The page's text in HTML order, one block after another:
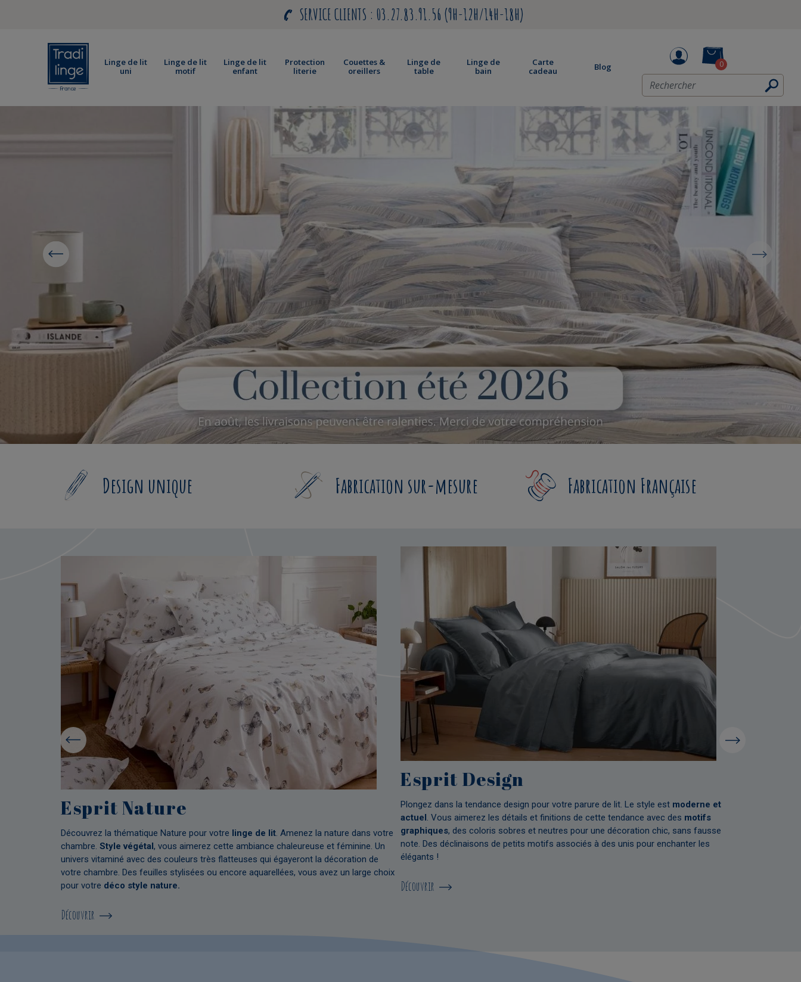
SERVICE CLIENTS : 03.27.83.91.56 (9H-12H/14H-18H)
Linge de lit
uni
Linge de lit
motif
Linge de lit
enfant
Protection
literie
Couettes &
oreillers
Linge de
table
Linge de
bain
Carte
cadeau
Blog 0
Design unique Fabrication sur-mesure Fabrication Française
Esprit Nature
Découvrez la thématique Nature pour votre linge de lit. Amenez la nature dans votre
chambre. Style végétal, vous aimerez cette ambiance chaleureuse et féminine. Un
univers vitaminé avec des couleurs très flatteuses qui égayeront la décoration de
votre chambre. Des feuilles stylisées ou encore aquarellées, vous avez un large choix
pour votre déco style nature.
Découvrir
Esprit Design
Plongez dans la tendance design pour votre parure de lit. Le style est moderne et
actuel. Vous aimerez les détails et finitions de cette tendance avec des motifs
graphiques, des coloris sobres et neutres pour une décoration chic, sans fausse
note. Des déclinaisons de petits motifs associés à des unis pour enchanter les
élégants !
Découvrir